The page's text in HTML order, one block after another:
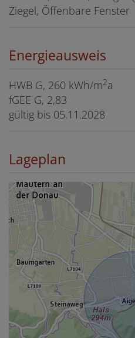
Ziegel Öffenbare Fenster
Energieausweis
HWB G, 260 kWh/m2a
fGEE G, 2,83
gültig bis 05.11.2028
Lageplan